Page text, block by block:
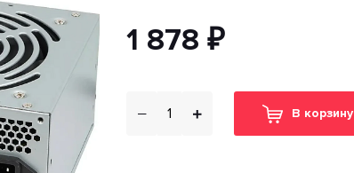
1 878 ₽
В корзину